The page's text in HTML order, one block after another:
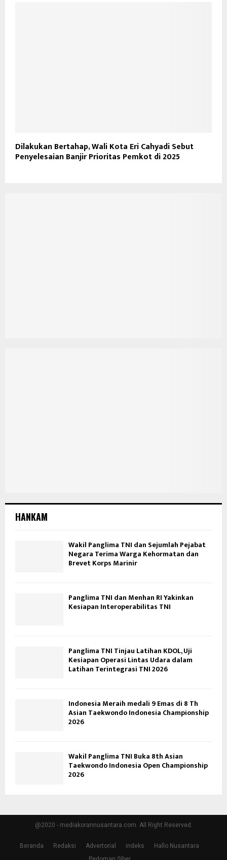
Dilakukan Bertahap, Wali Kota Eri Cahyadi Sebut
Penyelesaian Banjir Prioritas Pemkot di 2025
HANKAM
Wakil Panglima TNI dan Sejumlah Pejabat
Negara Terima Warga Kehormatan dan
Brevet Korps Marinir
Panglima TNI dan Menhan RI Yakinkan
Kesiapan Interoperabilitas TNI
Panglima TNI Tinjau Latihan KDOL, Uji
Kesiapan Operasi Lintas Udara dalam
Latihan Terintegrasi TNI 2026
Indonesia Meraih medali 9 Emas di 8 Th
Asian Taekwondo Indonesia Championship
2026
Wakil Panglima TNI Buka 8th Asian
Taekwondo Indonesia Open Championship
2026
@2020 - mediakorannusantara.com. All Right Reserved.
Beranda Redaksi Advertorial indeks
Hallo Nusantara